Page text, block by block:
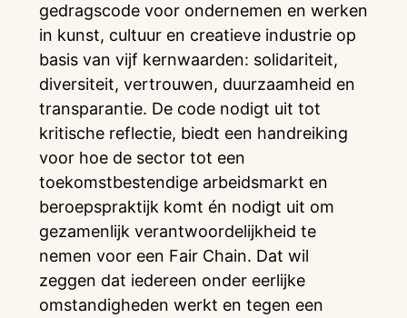
gedragscode voor ondernemen en werken
in kunst, cultuur en creatieve industrie op
basis van vijf kernwaarden: solidariteit,
diversiteit, vertrouwen, duurzaamheid en
transparantie. De code nodigt uit tot
kritische reflectie, biedt een handreiking
voor hoe de sector tot een
toekomstbestendige arbeidsmarkt en
beroepspraktijk komt én nodigt uit om
gezamenlijk verantwoordelijkheid te
nemen voor een Fair Chain. Dat wil
zeggen dat iedereen onder eerlijke
omstandigheden werkt en tegen een